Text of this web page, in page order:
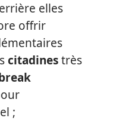
elles
offrir
citadinestrès
;